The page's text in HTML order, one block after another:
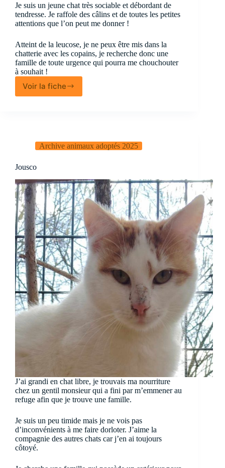
Je suis un jeune chat très sociable et débordant de
tendresse. Je raffole des câlins et de toutes les petites
attentions que l’on peut me donner !
Atteint de la leucose, je ne peux être mis dans la
chatterie avec les copains, je recherche donc une
famille de toute urgence qui pourra me chouchouter
à souhait !
Voir la fiche
Nobo
Archive animaux adoptés 2025
Jousco
J’ai grandi en chat libre, je trouvais ma nourriture
chez un gentil monsieur qui a fini par m’emmener au
refuge afin que je trouve une famille.
Je suis un peu timide mais je ne vois pas
d’inconvénients à me faire dorloter. J’aime la
compagnie des autres chats car j’en ai toujours
côtoyé.